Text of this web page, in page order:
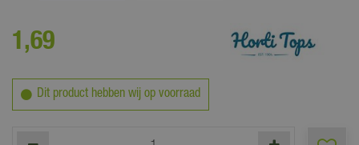
1,69
Dit product hebben wij op voorraad